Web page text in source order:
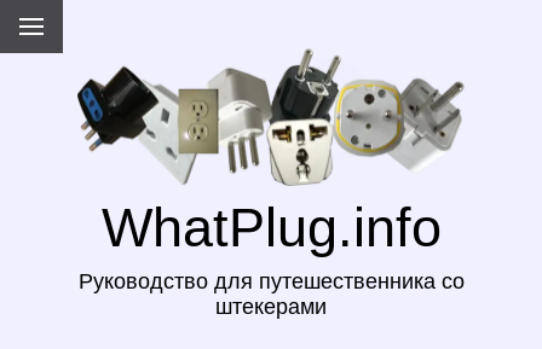
WhatPlug.info
Руководство для путешественника со
штекерами